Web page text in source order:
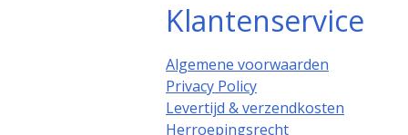
Klantenservice
Algemene voorwaarden
Privacy Policy
Levertijd & verzendkosten
Herroepingsrecht